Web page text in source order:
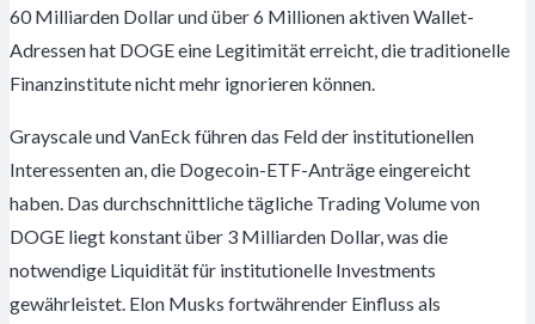
60 Milliarden Dollar und über 6 Millionen aktiven Wallet-
Adressen hat DOGE eine Legitimität erreicht, die traditionelle
Finanzinstitute nicht mehr ignorieren können.
Grayscale und VanEck führen das Feld der institutionellen
Interessenten an, die Dogecoin-ETF-Anträge eingereicht
haben. Das durchschnittliche tägliche Trading Volume von
DOGE liegt konstant über 3 Milliarden Dollar, was die
notwendige Liquidität für institutionelle Investments
gewährleistet. Elon Musks fortwährender Einfluss als